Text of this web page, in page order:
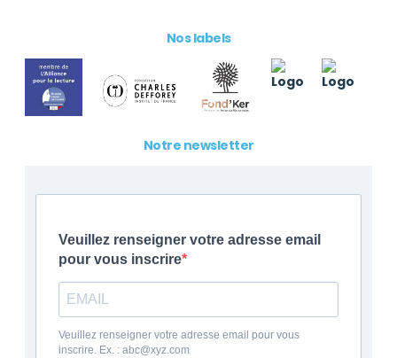
Nos labels
Notre newsletter
Veuillez renseigner votre adresse email
pour vous inscrire
Veuillez renseigner votre adresse email pour vous
inscrire. Ex. : abc@xyz.com